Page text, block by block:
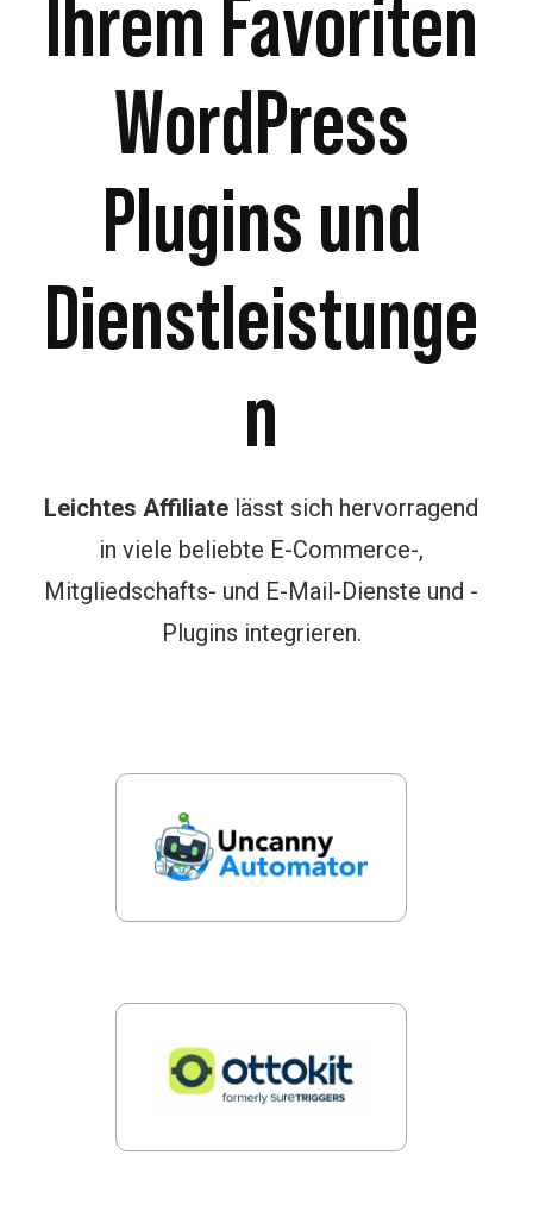
Ihrem Favoriten
WordPress
Plugins und
Dienstleistunge
n
Leichtes Affiliate lässt sich hervorragend
in viele beliebte E-Commerce-,
Mitgliedschafts- und E-Mail-Dienste und -
Plugins integrieren.